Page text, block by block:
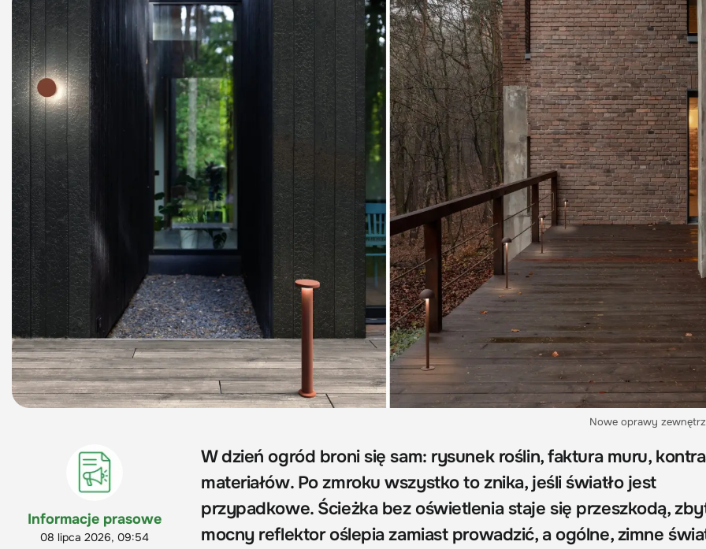
Nowe oprawy
Informacje prasowe
08 lipca 2026, 09:54
W dzień ogród broni się sam: rysunek roślin, faktura muru,
materiałów. Po zmroku wszystko to znika, jeśli światło jest
przypadkowe. Ścieżka bez oświetlenia staje się przeszkodą,
mocny reflektor oślepia zamiast prowadzić, a ogólne, zimne